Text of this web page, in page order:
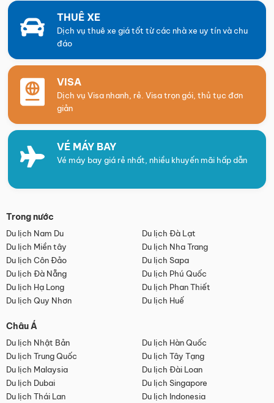
THUÊ XE
Dịch vụ thuê xe giá tốt từ các nhà xe uy tín và chu
đáo
VISA
Dịch vụ Visa nhanh, rẻ. Visa trọn gói, thủ tục đơn
giản
VÉ MÁY BAY
Vé máy bay giá rẻ nhất, nhiều khuyến mãi hấp dẫn
Trong nước
Du lịch Nam Du
Du lịch Đà Lạt
Du lịch Miền tây
Du lịch Nha Trang
Du lịch Côn Đảo
Du lịch Sapa
Du lịch Đà Nẵng
Du lịch Phú Quốc
Du lịch Hạ Long
Du lịch Phan Thiết
Du lịch Quy Nhơn
Du lịch Huế
Châu Á
Du lịch Nhật Bản
Du lịch Hàn Quốc
Du lịch Trung Quốc
Du lịch Tây Tạng
Du lịch Malaysia
Du lịch Đài Loan
Du lịch Dubai
Du lịch Singapore
Du lịch Thái Lan
Du lịch Indonesia